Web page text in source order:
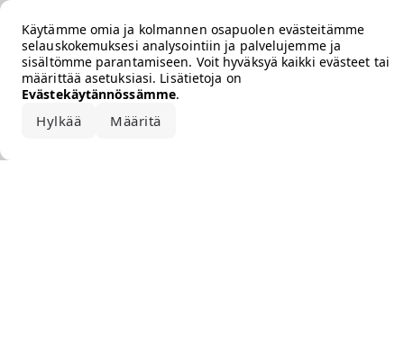
Käytämme omia ja kolmannen osapuolen evästeitämme
selauskokemuksesi analysointiin ja palvelujemme ja
sisältömme parantamiseen. Voit hyväksyä kaikki evästeet tai
määrittää asetuksiasi. Lisätietoja on
Evästekäytännössämme.
Hylkää Määritä
Error loading the brand